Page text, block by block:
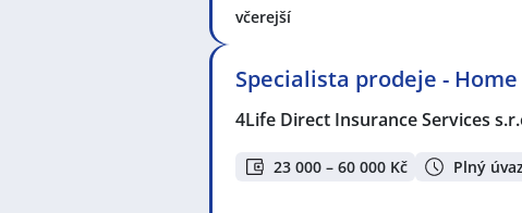
včerejší
Specialista prodeje - Home
4Life Direct Insurance Services
23 000 – 60 000 Kč Plný